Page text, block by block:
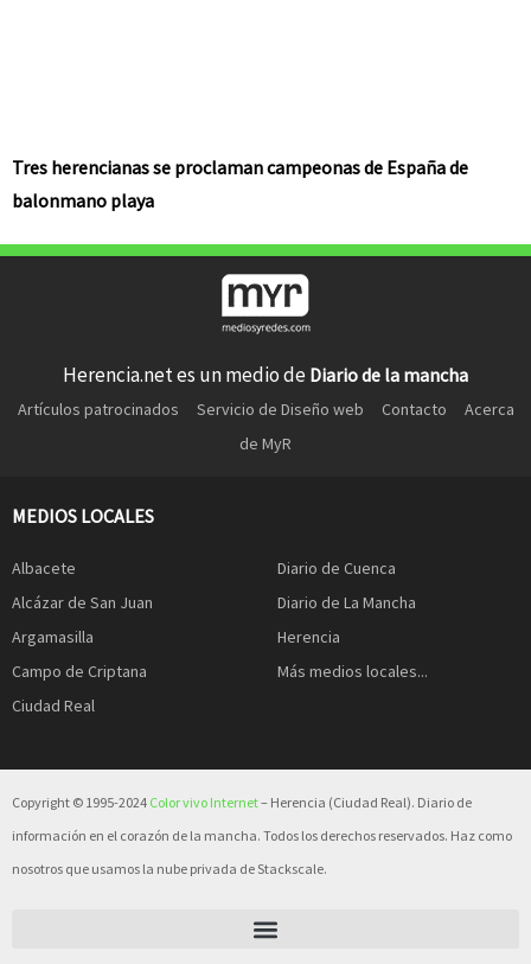
Tres herencianas se proclaman campeonas de España de
balonmano playa
Herencia.net es un medio de Diario de la mancha
Artículos patrocinados Servicio de Diseño web Contacto
Acerca
de MyR
MEDIOS LOCALES
Albacete
Alcázar de San Juan
Argamasilla
Campo de Criptana
Ciudad Real
Diario de Cuenca
Diario de La Mancha
Herencia
Más medios locales...
Copyright © 1995-2024 Color vivo Internet– Herencia (Ciudad Real). Diario de
información en el corazón de la mancha. Todos los derechos reservados. Haz como
nosotros que usamos la nube privada de Stackscale.